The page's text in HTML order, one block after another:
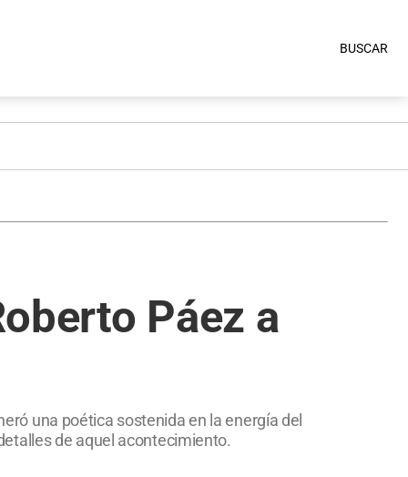
BUSCAR
Páez a
una poética sostenida en la energía del
de aquel acontecimiento.